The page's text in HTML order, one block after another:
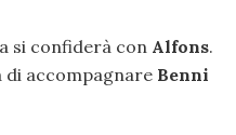
si confiderà con Alfons.
di accompagnare Benni